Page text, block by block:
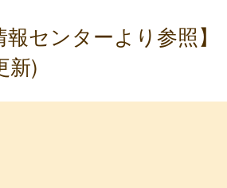
センターより参照】
新)